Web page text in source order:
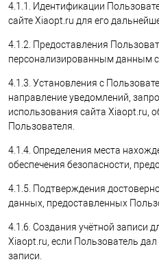
4.1.1. Идентификации
сайте Xiaopt.ru для его
4.1.2. Предоставления
персонализированным данным
4.1.3. Установления с
направление уведомлений,
использования сайта Xiaopt.ru,
Пользователя.
4.1.4. Определения места
обеспечения безопасности,
4.1.5. Подтверждения
данных, предоставленных
4.1.6. Создания учётной записи
Xiaopt.ru, если Пользователь дал
записи.